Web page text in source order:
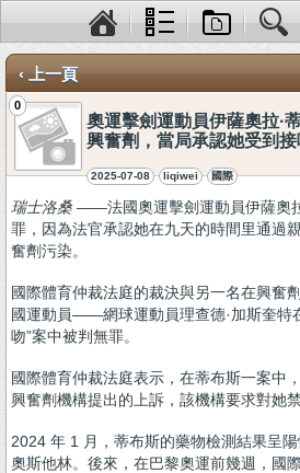
‹ 上一頁
0
奧運擊劍運動員伊薩奧拉·
興奮劑，當局承認她受到
2025-07-08 liqiwei 國際
瑞士洛桑——法國奧運擊劍運動員伊薩奧
罪，因為法官承認她在九天的時間里通過
奮劑污染。
國際體育仲裁法庭的裁決​​與另一名在興奮
國運動員——網球運動員理查德·加斯奎特
吻”案中被判無罪。
國際體育仲裁法庭表示，在蒂布斯一案中
興奮劑機構提出的上訴，該機構要求對她禁
2024 年 1 月，蒂布斯的藥物檢測結果呈
奧斯他林。後來，在巴黎奧運前幾週，國